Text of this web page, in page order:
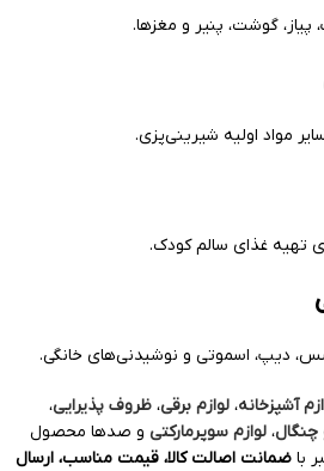
پیاز، گوشت، پنیر و مغزها.
مواد اولیه شیرینی‌پزی.
تهیه غذای سالم کودک.
دیپ، اسموتی و نوشیدنی‌های خانگی.
آشپزخانه، لوازم برقی، ظروف پذیرایی،
، لوازم سوپرمارکتی و صدها محصول
با ضمانت اصالت کالا، قیمت مناسب، ارسال